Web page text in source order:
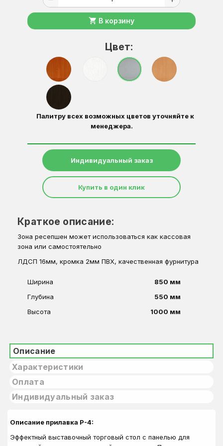
shopping_cart В корзину
Цвет:
Палитру всех возможных цветов уточняйте к
менеджера.
Индивидуальный заказ
Купить в один клик
Краткое описание:
Зона ресепшен может использоваться как кассовая
зона или самостоятельно
ЛДСП 16мм, кромка 2мм ПВХ, качественная фурнитура
Ширина
850 мм
Глубина
550 мм
Высота
1000 мм
Описание
Характеристики
Оплата
Индивидуальный заказ
Описание прилавка Р-4:
Эффектный выставочный торговый стол с панелью для